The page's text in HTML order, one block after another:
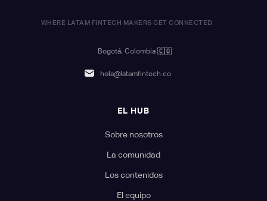
WHERE LATAM FINTECH MAKERS GET CONNECTED.
Bogotá, Colombia 🇨🇴
hola@latamfintech.co
EL HUB
Sobre nosotros
La comunidad
Los contenidos
El equipo